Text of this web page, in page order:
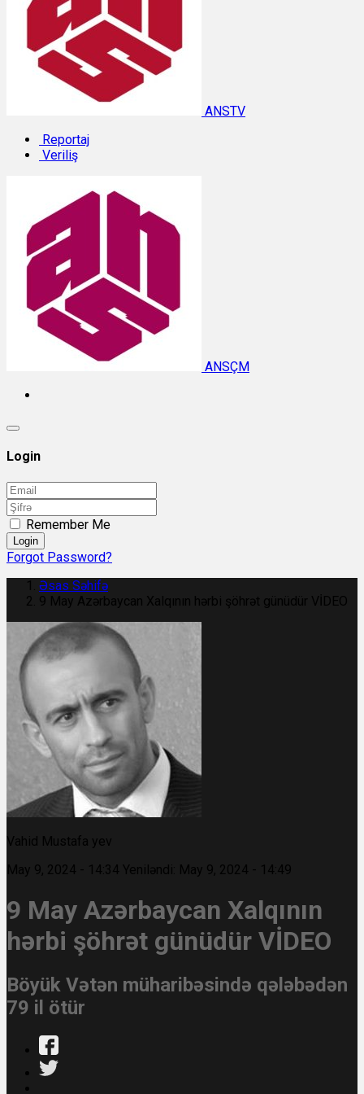
ANSTV
Reportaj
Veriliş
ANSÇM
Login
Remember Me
Login
Forgot Password?
Əsas Səhifə
9 May Azərbaycan Xalqının hərbi şöhrət günüdür VİDEO
Vahid Mustafa yev
May 9, 2024 - 14:34 Yeniləndi: May 9, 2024 - 14:49
9 May Azərbaycan Xalqının
hərbi şöhrət günüdür VİDEO
Böyük Vətən müharibəsində qələbədən
79 il ötür